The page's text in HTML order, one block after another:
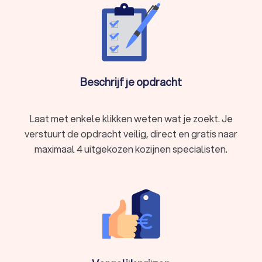
Duurzame materialen:een professioneel kozijnenbedrijf
werkt met hoogwaardige materialen zoals kunststof,
aluminium of hardhout, waardoor je kozijnen jarenlang
Bespaar op energiekosten:goed geïsoleerde kozijnen
thermische isolatie.
Soorten kozijnen en hun voordelen
bespreken we de meest voorkomende soorten kozijnen en
Kunststof kozijnen zijn een populaire keuze vanwege hun
Beschrijf je opdracht
Laat met enkele klikken weten wat je zoekt. Je
verstuurt de opdracht veilig, direct en gratis naar
maximaal 4 uitgekozen kozijnen specialisten.